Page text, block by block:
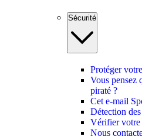
Sécurité
Protéger
Vous pensez
piraté ?
Cet e-mail
Détection
Vérifier votre
Nous